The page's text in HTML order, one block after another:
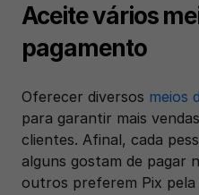
Aceite vários
pagamento
Oferecer diversos meios
para garantir mais
clientes. Afinal, cada
alguns gostam de pagar
outros preferem Pix pela